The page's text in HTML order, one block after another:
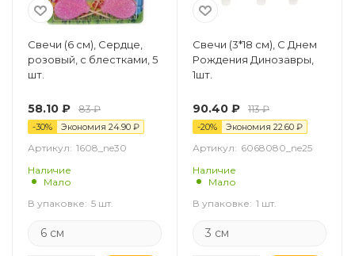
Свечи (6 см), Сердце,
розовый, с блестками, 5
шт.
58.10 ₽ 83₽
-30% Экономия 24.90 ₽
Артикул: 1608_ne30
Наличие
Мало
В упаковке: 5 шт.
6 см
Свечи (3*18 см), С Днем
Рождения Динозавры,
1шт.
90.40 ₽ 113₽
-20% Экономия 22.60 ₽
Артикул: 6068080_ne25
Наличие
Мало
В упаковке: 1 шт.
3 см